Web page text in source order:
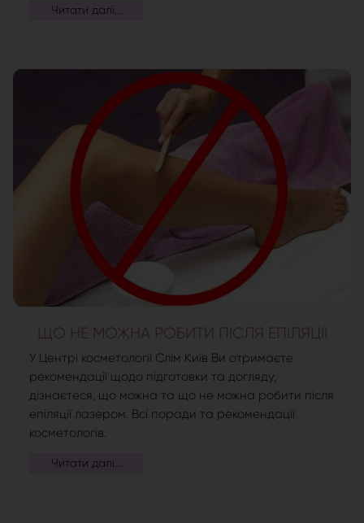
Читати далі...
ЩО НЕ МОЖНА РОБИТИ ПІСЛЯ ЕПІЛЯЦІЇ
У Центрі косметології Слім Київ Ви отримаєте
рекомендації щодо підготовки та догляду,
дізнаєтеся, що можна та що не можна робити після
епіляції лазером. Всі поради та рекомендації
косметологів.
Читати далі...